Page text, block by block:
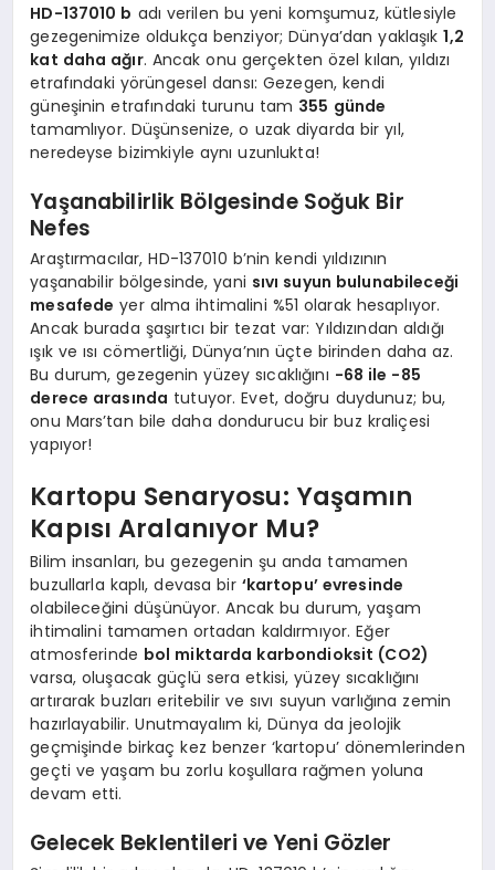
HD-137010 b adı verilen bu yeni komşumuz, kütlesiyle
gezegenimize oldukça benziyor; Dünya’dan yaklaşık1,2
kat daha ağır. Ancak onu gerçekten özel kılan, yıldızı
etrafındaki yörüngesel dansı: Gezegen, kendi
güneşinin etrafındaki turunu tam 355 günde
tamamlıyor. Düşünsenize, o uzak diyarda bir yıl,
neredeyse bizimkiyle aynı uzunlukta!
Yaşanabilirlik Bölgesinde Soğuk Bir
Nefes
Araştırmacılar, HD-137010 b’nin kendi yıldızının
yaşanabilir bölgesinde, yani sıvı suyun bulunabileceği
mesafede yer alma ihtimalini %51 olarak hesaplıyor.
Ancak burada şaşırtıcı bir tezat var: Yıldızından aldığı
ışık ve ısı cömertliği, Dünya’nın üçte birinden daha az.
Bu durum, gezegenin yüzey sıcaklığını -68 ile -85
derece arasında tutuyor. Evet, doğru duydunuz; bu,
onu Mars’tan bile daha dondurucu bir buz kraliçesi
yapıyor!
Kartopu Senaryosu: Yaşamın
Kapısı Aralanıyor Mu?
Bilim insanları, bu gezegenin şu anda tamamen
buzullarla kaplı, devasa bir ‘kartopu’ evresinde
olabileceğini düşünüyor. Ancak bu durum, yaşam
ihtimalini tamamen ortadan kaldırmıyor. Eğer
atmosferinde bol miktarda karbondioksit (CO2)
varsa, oluşacak güçlü sera etkisi, yüzey sıcaklığını
artırarak buzları eritebilir ve sıvı suyun varlığına zemin
hazırlayabilir. Unutmayalım ki, Dünya da jeolojik
geçmişinde birkaç kez benzer ‘kartopu’ dönemlerinden
geçti ve yaşam bu zorlu koşullara rağmen yoluna
devam etti.
Gelecek Beklentileri ve Yeni Gözler